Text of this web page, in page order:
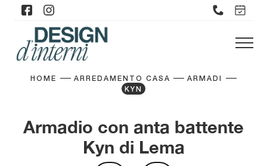
HOME ARREDAMENTO CASA
ARMADI
KYN
Armadio con anta battente
Kyn di Lema